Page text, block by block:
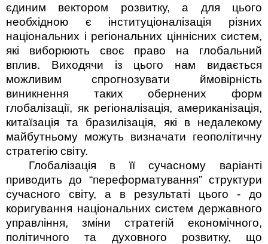
єдиним вектором розвитку, а для цього
необхідною є інституціоналізація різних
національних і регіональних ціннісних систем,
які виборюють своє право на глобальний
вплив. Виходячи із цього нам видається
можливим спрогнозувати ймовірність
виникнення таких обернених форм
глобалізації, як регіоналізація, американізація,
китаїзація та бразилізація, які в недалекому
майбутньому можуть визначати геополітичну
стратегію світу.
Глобалізація в її сучасному варіанті
приводить до “переформатування” структури
сучасного світу, а в результаті цього - до
коригування національних систем державного
управління, зміни стратегій економічного,
політичного та духовного розвитку, що